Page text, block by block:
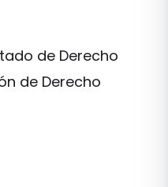
de Derecho
de Derecho